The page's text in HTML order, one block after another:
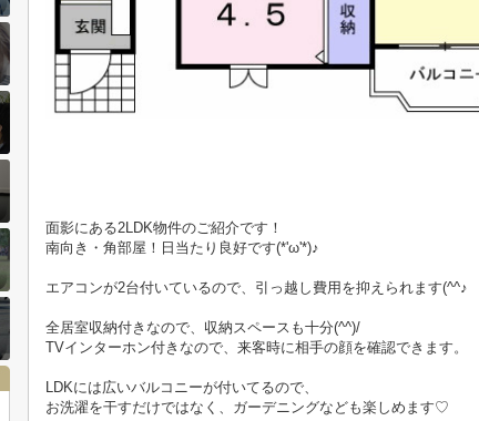
面影にある2LDK物件のご紹介です！
南向き・角部屋！日当たり良好です(*'ω'*)♪
エアコンが2台付いているので、引っ越し費用を抑えられます(^^♪
全居室収納付きなので、収納スペースも十分(^^)/
TVインターホン付きなので、来客時に相手の顔を確認できます。
LDKには広いバルコニーが付いてるので、
お洗濯を干すだけではなく、ガーデニングなども楽しめます♡